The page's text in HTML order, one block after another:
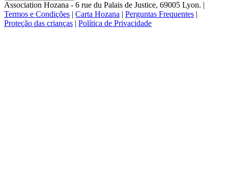
Association Hozana - 6 rue du Palais de Justice, 69005 Lyon. |
Termos e Condições | Carta Hozana | Perguntas Frequentes |
Proteção das crianças | Política de Privacidade